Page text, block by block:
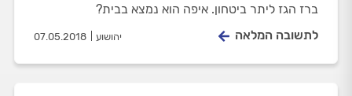
ברז הגז ליתר ביטחון. איפה הוא נמצא בבית?
יהושוע 07.05.2018 לתשובה המלאה